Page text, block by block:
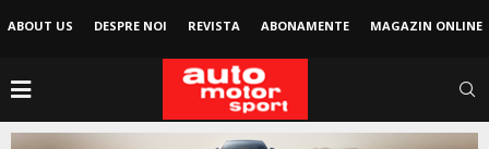
ABOUT US DESPRE NOI REVISTA ABONAMENTE MAGAZIN ONLINE